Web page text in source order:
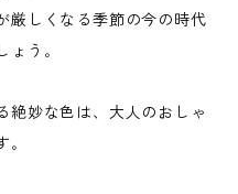
厳しくなる季節の今の時代
ょう｡
絶妙な色は、大人のおしゃ
｡